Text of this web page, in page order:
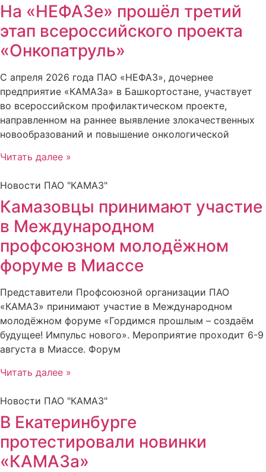
На «НЕФАЗе» прошёл третий
этап всероссийского проекта
«Онкопатруль»
С апреля 2026 года ПАО «НЕФАЗ», дочернее
предприятие «КАМАЗа» в Башкортостане, участвует
во всероссийском профилактическом проекте,
направленном на раннее выявление злокачественных
новообразований и повышение онкологической
Читать далее »
Новости ПАО "КАМАЗ"
Камазовцы принимают участие
в Международном
профсоюзном молодёжном
форуме в Миассе
Представители Профсоюзной организации ПАО
«КАМАЗ» принимают участие в Международном
молодёжном форуме «Гордимся прошлым – создаём
будущее! Импульс нового». Мероприятие проходит 6-9
августа в Миассе. Форум
Читать далее »
Новости ПАО "КАМАЗ"
В Екатеринбурге
протестировали новинки
«КАМАЗа»